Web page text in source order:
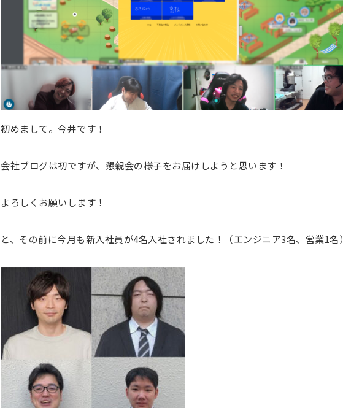
初めまして。今井です！
会社ブログは初ですが、懇親会の様子をお届けしようと思います！
よろしくお願いします！
と、その前に今月も新入社員が4名入社されました！（エンジニア3名、営業1名）